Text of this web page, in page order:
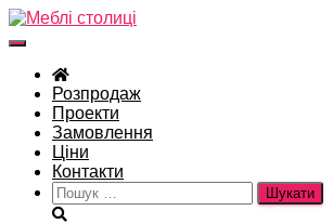
Перемкнути
навігацію
Розпродаж
Проекти
Замовлення
Ціни
Контакти
Пошук: